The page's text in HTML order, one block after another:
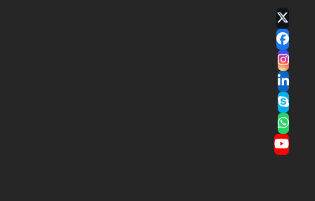
Twitter
(deprecated)
Facebook
Instagram
LinkedIn
Skype
Whatsapp
YouTube